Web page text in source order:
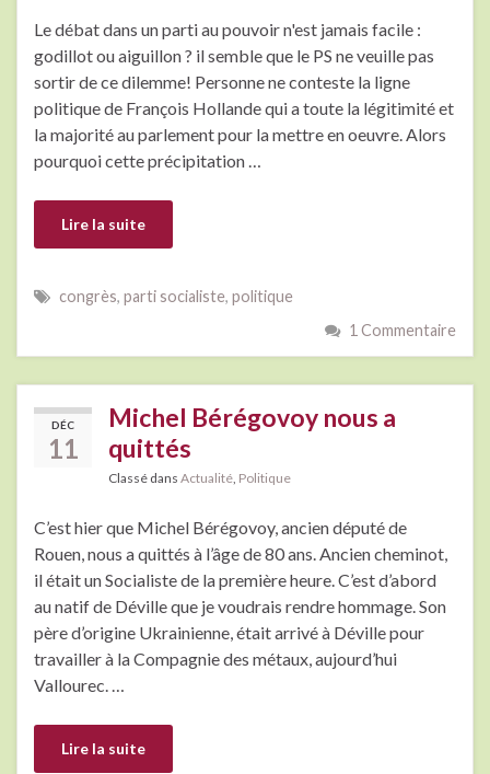
Le débat dans un parti au pouvoir n'est jamais facile :
godillot ou aiguillon ? il semble que le PS ne veuille pas
sortir de ce dilemme! Personne ne conteste la ligne
politique de François Hollande qui a toute la légitimité et
la majorité au parlement pour la mettre en oeuvre. Alors
pourquoi cette précipitation …
Lire la suite
congrès, parti socialiste, politique
1 Commentaire
DÉC
11
Michel Bérégovoy nous a
quittés
Classé dans Actualité Politique
C’est hier que Michel Bérégovoy, ancien député de
Rouen, nous a quittés à l’âge de 80 ans. Ancien cheminot,
il était un Socialiste de la première heure. C’est d’abord
au natif de Déville que je voudrais rendre hommage. Son
père d’origine Ukrainienne, était arrivé à Déville pour
travailler à la Compagnie des métaux, aujourd’hui
Vallourec. …
Lire la suite